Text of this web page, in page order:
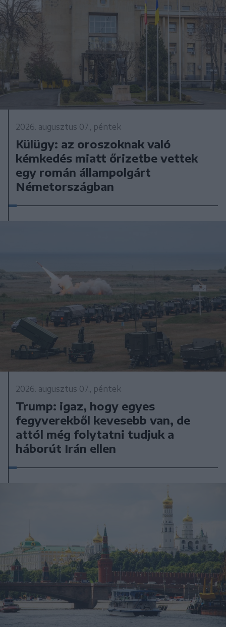
2026. augusztus 07., péntek
Külügy: az oroszoknak való
kémkedés miatt őrizetbe vettek
egy román állampolgárt
Németországban
2026. augusztus 07., péntek
Trump: igaz, hogy egyes
fegyverekből kevesebb van, de
attól még folytatni tudjuk a
háborút Irán ellen